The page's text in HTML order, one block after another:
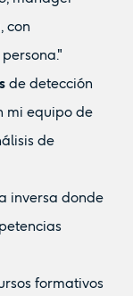
con
de detección
mi equipo de
de
inversa donde
formativos